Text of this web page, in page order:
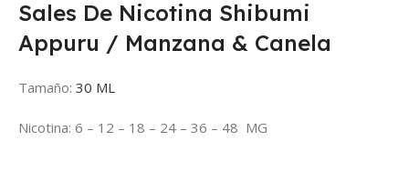
Sales De Nicotina Shibumi
Appuru / Manzana & Canela
Tamaño: 30 ML
Nicotina: 6 – 12 – 18 – 24 – 36 – 48 MG